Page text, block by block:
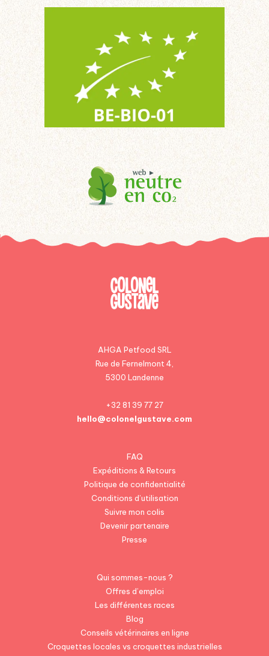
AHGA Petfood SRL
Rue de Fernelmont 4,
5300 Landenne
+32 81 39 77 27
hello@colonelgustave.com
FAQ
Expéditions & Retours
Politique de confidentialité
Conditions d’utilisation
Suivre mon colis
Devenir partenaire
Presse
Qui sommes-nous ?
Offres d’emploi
Les différentes races
Blog
Conseils vétérinaires en ligne
Croquettes locales vs croquettes industrielles